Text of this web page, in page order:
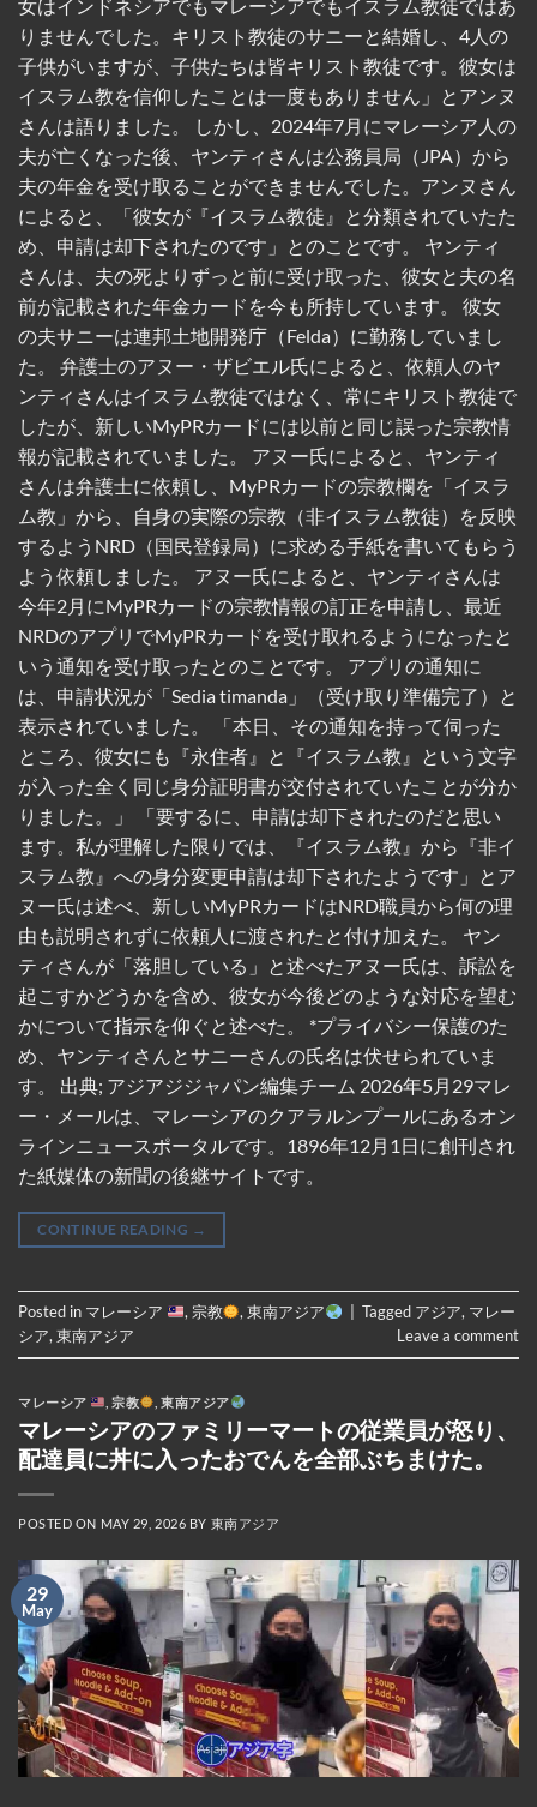
女はインドネシアでもマレーシアでもイスラム教徒ではあ
りませんでした。キリスト教徒のサニーと結婚し、4人の
子供がいますが、子供たちは皆キリスト教徒です。彼女は
イスラム教を信仰したことは一度もありません」とアンヌ
さんは語りました。 しかし、2024年7月にマレーシア人の
夫が亡くなった後、ヤンティさんは公務員局（JPA）から
夫の年金を受け取ることができませんでした。アンヌさん
によると、「彼女が『イスラム教徒』と分類されていたた
め、申請は却下されたのです」とのことです。 ヤンティ
さんは、夫の死よりずっと前に受け取った、彼女と夫の名
前が記載された年金カードを今も所持しています。 彼女
の夫サニーは連邦土地開発庁（Felda）に勤務していまし
た。 弁護士のアヌー・ザビエル氏によると、依頼人のヤ
ンティさんはイスラム教徒ではなく、常にキリスト教徒で
したが、新しいMyPRカードには以前と同じ誤った宗教情
報が記載されていました。 アヌー氏によると、ヤンティ
さんは弁護士に依頼し、MyPRカードの宗教欄を「イスラ
ム教」から、自身の実際の宗教（非イスラム教徒）を反映
するようNRD（国民登録局）に求める手紙を書いてもらう
よう依頼しました。 アヌー氏によると、ヤンティさんは
今年2月にMyPRカードの宗教情報の訂正を申請し、最近
NRDのアプリでMyPRカードを受け取れるようになったと
いう通知を受け取ったとのことです。 アプリの通知に
は、申請状況が「Sedia timanda」（受け取り準備完了）と
表示されていました。 「本日、その通知を持って伺った
ところ、彼女にも『永住者』と『イスラム教』という文字
が入った全く同じ身分証明書が交付されていたことが分か
りました。」 「要するに、申請は却下されたのだと思い
ます。私が理解した限りでは、『イスラム教』から『非イ
スラム教』への身分変更申請は却下されたようです」とア
ヌー氏は述べ、新しいMyPRカードはNRD職員から何の理
由も説明されずに依頼人に渡されたと付け加えた。 ヤン
ティさんが「落胆している」と述べたアヌー氏は、訴訟を
起こすかどうかを含め、彼女が今後どのような対応を望む
かについて指示を仰ぐと述べた。 *プライバシー保護のた
め、ヤンティさんとサニーさんの氏名は伏せられていま
す。 出典; アジアジジャパン編集チーム 2026年5月29マレ
ー・メールは、マレーシアのクアラルンプールにあるオン
ラインニュースポータルです。1896年12月1日に創刊され
た紙媒体の新聞の後継サイトです。
CONTINUE READING →
Posted in マレーシア , 宗教 ,東南アジア Tagged アジア, マレー
シア, 東南アジア Leave a comment
マレーシア ,宗教 ,東南アジア
マレーシアのファミリーマートの従業員が怒り、
配達員に丼に入ったおでんを全部ぶちまけた。
POSTED ON MAY 29, 2026 BY 東南アジア
29
May